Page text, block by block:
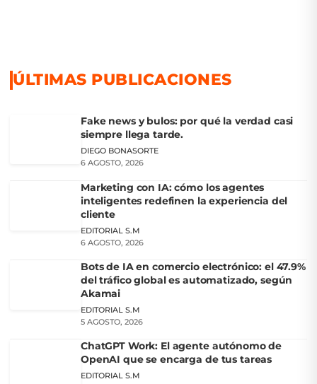
ÚLTIMAS PUBLICACIONES
Fake news y bulos: por qué la verdad casi
siempre llega tarde.
DIEGO BONASORTE
6 AGOSTO, 2026
Marketing con IA: cómo los agentes
inteligentes redefinen la experiencia del
cliente
EDITORIAL S.M
6 AGOSTO, 2026
Bots de IA en comercio electrónico: el 47.9%
del tráfico global es automatizado, según
Akamai
EDITORIAL S.M
5 AGOSTO, 2026
ChatGPT Work: El agente autónomo de
OpenAI que se encarga de tus tareas
EDITORIAL S.M